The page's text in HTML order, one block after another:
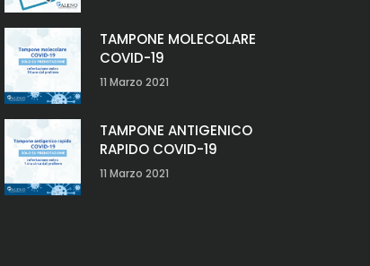
TAMPONE MOLECOLARE
COVID-19
11 Marzo 2021
TAMPONE ANTIGENICO
RAPIDO COVID-19
11 Marzo 2021